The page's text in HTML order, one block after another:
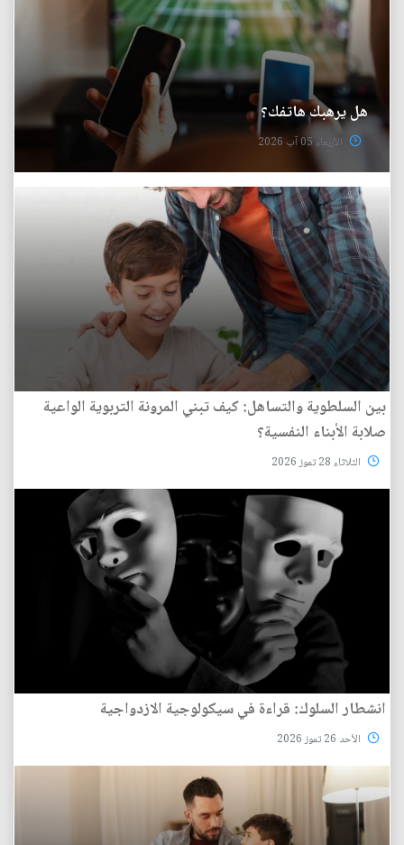
هل يرهبك هاتفك؟
الأربعاء 05 آب 2026
بين السلطوية والتساهل: كيف تبني المرونة التربوية الواعية
صلابة الأبناء النفسية؟
الثلاثاء 28 تموز 2026
انشطار السلوك: قراءة في سيكولوجية الازدواجية
الأحد 26 تموز 2026